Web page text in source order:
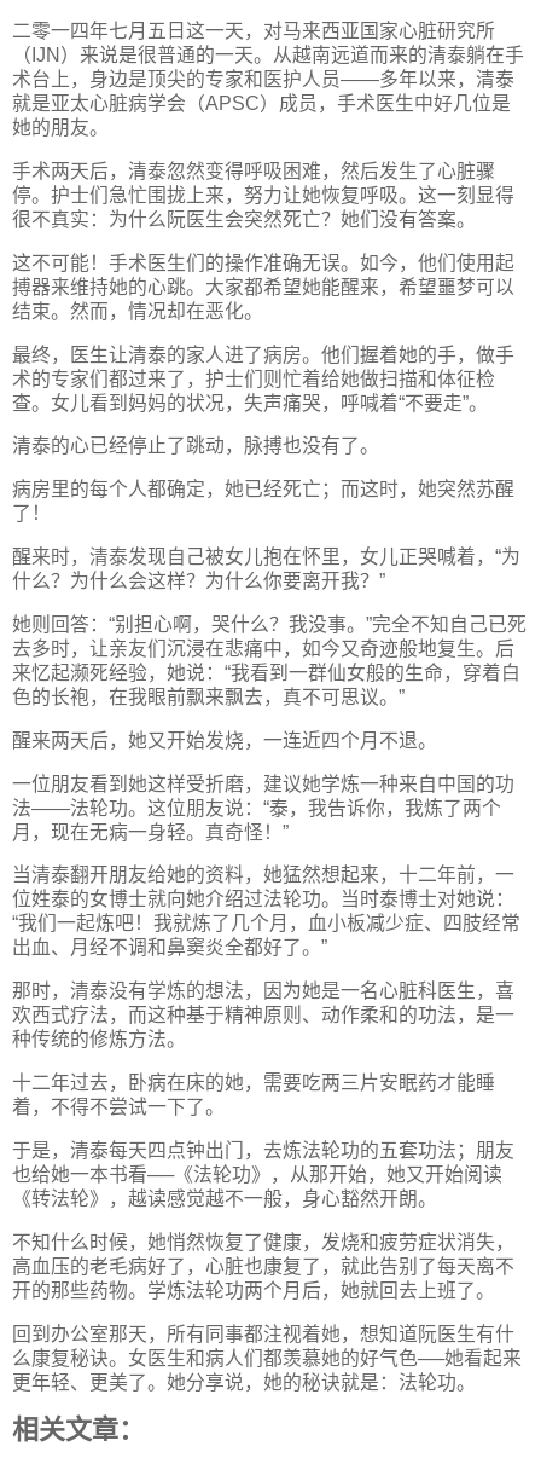
二零一四年七月五日这一天，对马来西亚国家心脏研究所
（IJN）来说是很普通的一天。从越南远道而来的清泰躺在手
术台上，身边是顶尖的专家和医护人员——多年以来，清泰
就是亚太心脏病学会（APSC）成员，手术医生中好几位是
她的朋友。
手术两天后，清泰忽然变得呼吸困难，然后发生了心脏骤
停。护士们急忙围拢上来，努力让她恢复呼吸。这一刻显得
很不真实：为什么阮医生会突然死亡？她们没有答案。
这不可能！手术医生们的操作准确无误。如今，他们使用起
搏器来维持她的心跳。大家都希望她能醒来，希望噩梦可以
结束。然而，情况却在恶化。
最终，医生让清泰的家人进了病房。他们握着她的手，做手
术的专家们都过来了，护士们则忙着给她做扫描和体征检
查。女儿看到妈妈的状况，失声痛哭，呼喊着“不要走”。
清泰的心已经停止了跳动，脉搏也没有了。
病房里的每个人都确定，她已经死亡；而这时，她突然苏醒
了！
醒来时，清泰发现自己被女儿抱在怀里，女儿正哭喊着，“为
什么？为什么会这样？为什么你要离开我？”
她则回答：“别担心啊，哭什么？我没事。”完全不知自己已死
去多时，让亲友们沉浸在悲痛中，如今又奇迹般地复生。后
来忆起濒死经验，她说：“我看到一群仙女般的生命，穿着白
色的长袍，在我眼前飘来飘去，真不可思议。”
醒来两天后，她又开始发烧，一连近四个月不退。
一位朋友看到她这样受折磨，建议她学炼一种来自中国的功
法——法轮功。这位朋友说：“泰，我告诉你，我炼了两个
月，现在无病一身轻。真奇怪！”
当清泰翻开朋友给她的资料，她猛然想起来，十二年前，一
位姓泰的女博士就向她介绍过法轮功。当时泰博士对她说：
“我们一起炼吧！我就炼了几个月，血小板减少症、四肢经常
出血、月经不调和鼻窦炎全都好了。”
那时，清泰没有学炼的想法，因为她是一名心脏科医生，喜
欢西式疗法，而这种基于精神原则、动作柔和的功法，是一
种传统的修炼方法。
十二年过去，卧病在床的她，需要吃两三片安眠药才能睡
着，不得不尝试一下了。
于是，清泰每天四点钟出门，去炼法轮功的五套功法；朋友
也给她一本书看──《法轮功》，从那开始，她又开始阅读
《转法轮》，越读感觉越不一般，身心豁然开朗。
不知什么时候，她悄然恢复了健康，发烧和疲劳症状消失，
高血压的老毛病好了，心脏也康复了，就此告别了每天离不
开的那些药物。学炼法轮功两个月后，她就回去上班了。
回到办公室那天，所有同事都注视着她，想知道阮医生有什
么康复秘诀。女医生和病人们都羡慕她的好气色──她看起来
更年轻、更美了。她分享说，她的秘诀就是：法轮功。
相关文章：